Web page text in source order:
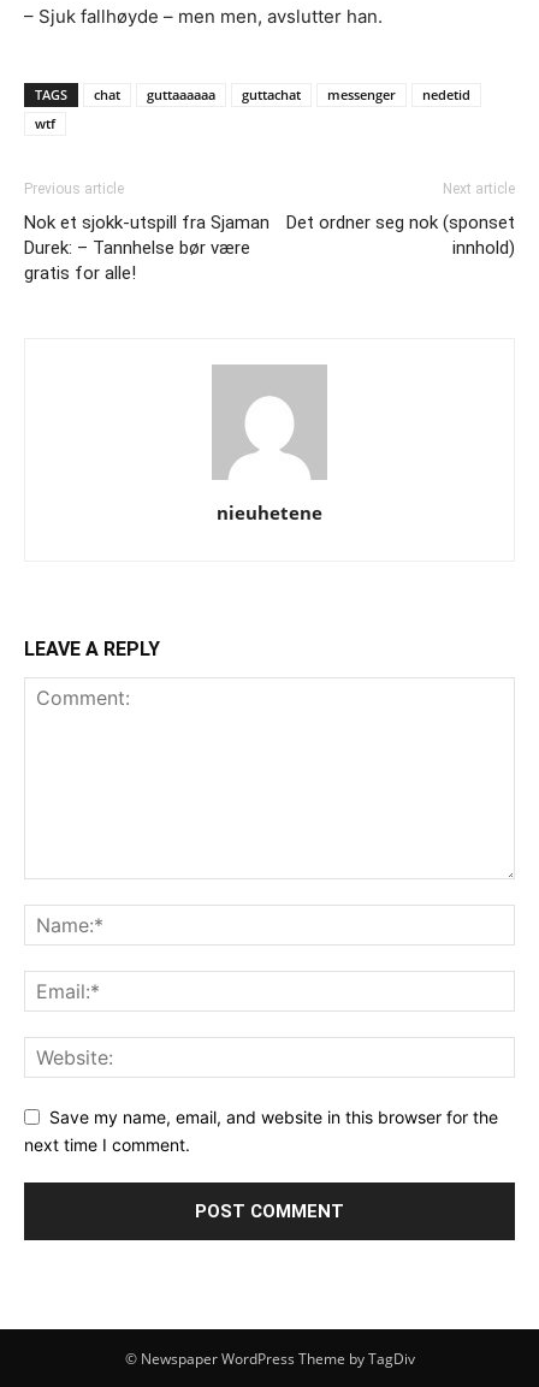
– Sjuk fallhøyde – men men, avslutter han.
TAGS chat guttaaaaaa guttachat messenger
nedetid
wtf
Previous article
Nok et sjokk-utspill fra Sjaman
Durek: – Tannhelse bør være
gratis for alle!
Next article
Det ordner seg nok (sponset
innhold)
nieuhetene
LEAVE A REPLY
Save my name, email, and website in this browser for the
next time I comment.
© Newspaper WordPress Theme by TagDiv